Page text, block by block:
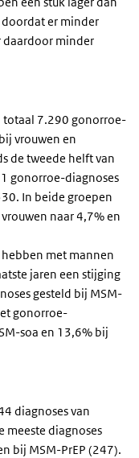
er minder
daardoor minder
totaal 7.290 gonorroe-
vrouwen en
de tweede helft van
gonorroe-diagnoses
In beide groepen
naar 4,7% en
hebben met mannen
jaren een stijging
gesteld bij MSM-
gonorroe-
soa en 13,6% bij
diagnoses van
meeste diagnoses
bij MSM-PrEP (247).